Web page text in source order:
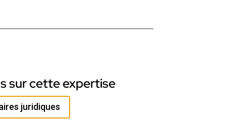
sur cette expertise
juridiques